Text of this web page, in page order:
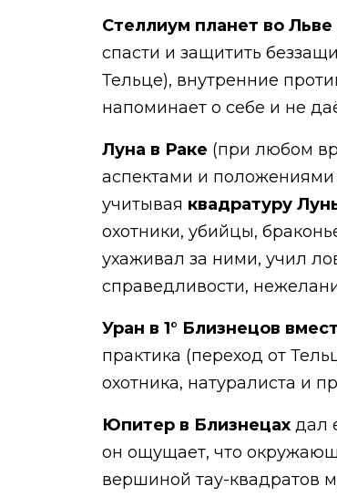
Стеллиум планет во Льве
спасти и защитить
Тельце), внутренние
напоминает о себе и не
Луна в Раке (при любом
аспектами и положениями
учитывая квадратуру
охотники, убийцы,
ухаживал за ними, учил
справедливости,
Уран в 1° Близнецов
практика (переход от
охотника, натуралиста и
Юпитер в Близнецах дал
он ощущает, что
вершиной тау-квадратов